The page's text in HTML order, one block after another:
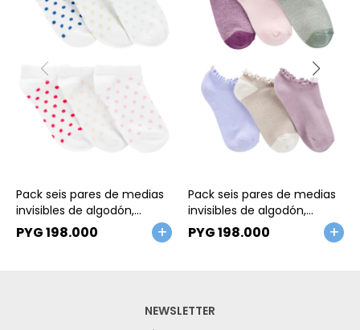
Pack seis pares de medias
invisibles de algodón,
diseño lunares
PYG198.000
Pack seis pares de medias
invisibles de algodón,
festoneadas. Talles 4/7-
PYG198.000
NEWSLETTER